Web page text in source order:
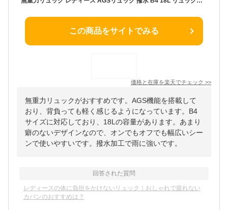
この商品をサイトでみる
価格と在庫を楽天でチェック >>
無重力リュックがおすすめです。AGS機能を搭載して
おり、背負っても軽く感じるようになっています。B4
サイズに対応しており、18Lの容量があります。あまり
癖のないデザインなので、オンでもオフでも幅広いシー
ンで使いやすいです。撥水加工で雨に強いです。
回答された質問
レディースの体に負担をかけないリュック｜おしゃれで疲れない
カバンのおすすめは？